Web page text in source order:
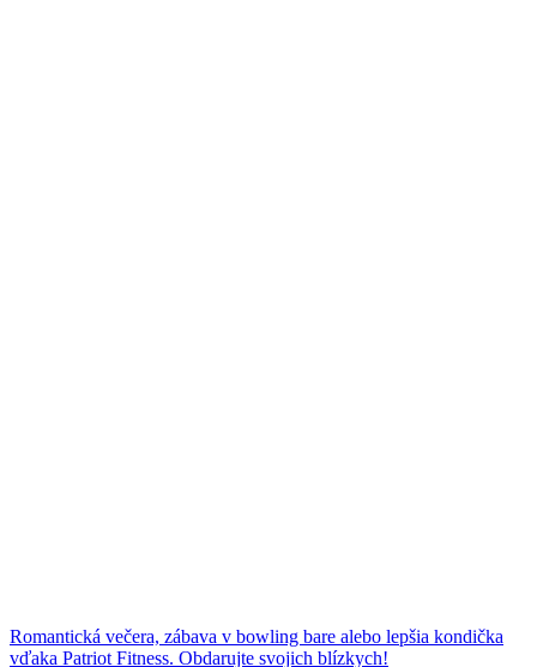
Romantická večera, zábava v bowling bare alebo lepšia kondička
vďaka Patriot Fitness. Obdarujte svojich blízkych!